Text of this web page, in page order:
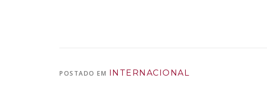
POSTADO EM INTERNACIONAL